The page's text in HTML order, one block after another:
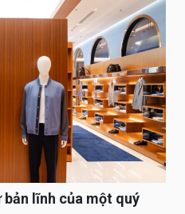
bản lĩnh của một quý